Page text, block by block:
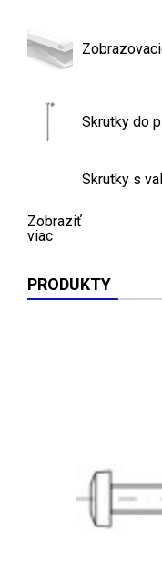
Skrutky do
Skrutky s
Zobraziť
viac
PRODUKTY